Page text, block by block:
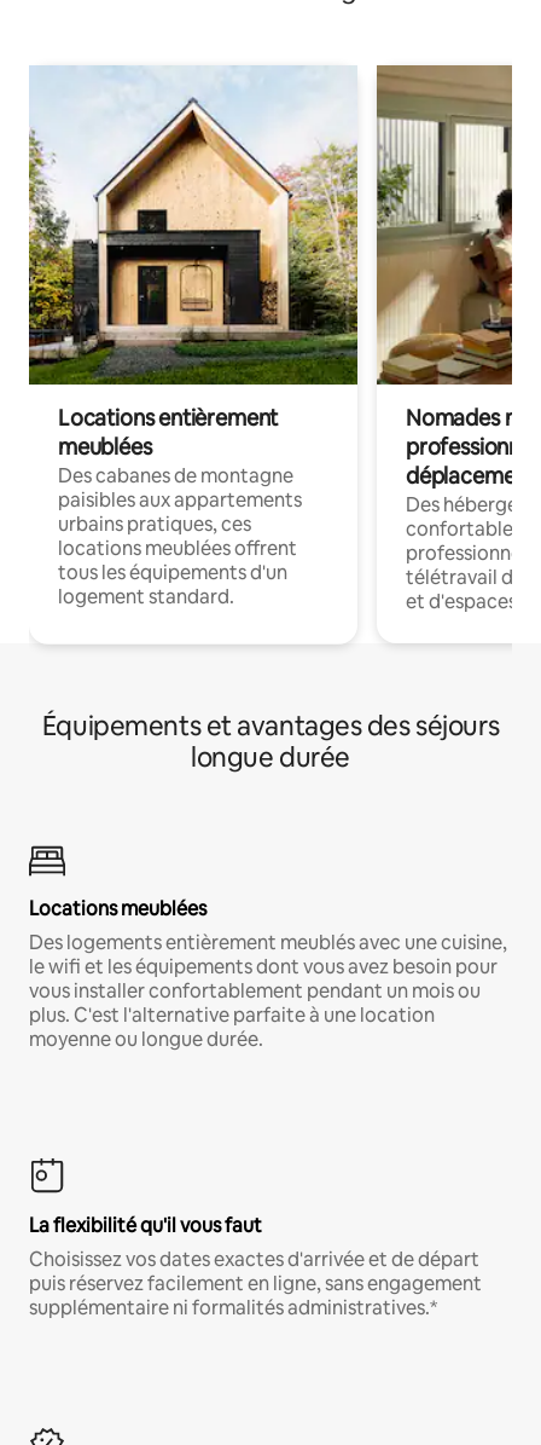
Locations entièrement
meublées
Des cabanes de montagne
paisibles aux appartements
urbains pratiques, ces
locations meublées offrent
tous les équipements d'un
logement standard.
Nomades
déplacement
Des
confortables
professionnels
télétravail
et d'espaces
Équipements et avantages des séjours
longue durée
Locations meublées
Des logements entièrement meublés avec une cuisine,
le wifi et les équipements dont vous avez besoin pour
vous installer confortablement pendant un mois ou
plus. C'est l'alternative parfaite à une location
moyenne ou longue durée.
La flexibilité qu'il vous faut
Choisissez vos dates exactes d'arrivée et de départ
puis réservez facilement en ligne, sans engagement
supplémentaire ni formalités administratives.*